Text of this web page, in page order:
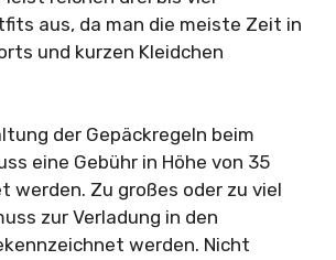
aus, da man die meiste Zeit in
und kurzen Kleidchen
der Gepäckregeln beim
eine Gebühr in Höhe von 35
werden. Zu großes oder zu viel
zur Verladung in den
werden. Nicht